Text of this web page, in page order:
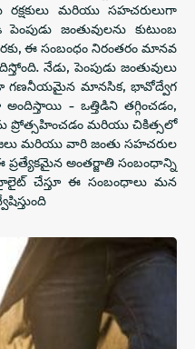
రక్షకులు మరియు సహచరులుగా
జంతువులను కుటుంబ
ఈ సంబంధం నిరంతరం మానవ
నేడు, పెంపుడు జంతువులు
గణనీయమైన మానసిక, భావోద్వేగ
- ఒత్తిడిని తగ్గించడం,
ప్రోత్సహించడం మరియు చికిత్సలో
మరియు వారి జంతు సహచరుల
ప్రత్యేకమైన అంతర్జాతి సంబంధాన్ని
చేస్తూ ఈ సంబంధాలు మన